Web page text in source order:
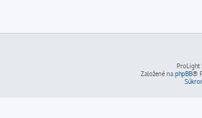
ProLight
Založené na phpBB®